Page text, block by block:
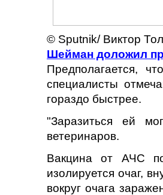
© Sputnik/ Виктор
Шейман доложил
Предполагается,
специалисты
гораздо быстрее.
"Заразиться ей
ветеринаров.
Вакцина от АЧС
изолируется очаг,
вокруг очага